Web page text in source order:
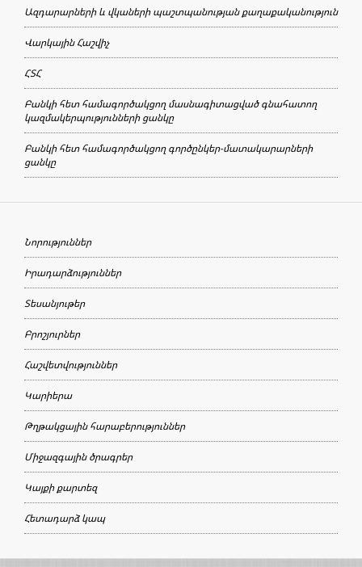
Ազդարարների և վկաների պաշտպանության քաղաքականություն
Վարկային Հաշվիչ
ՀՏՀ
Բանկի հետ համագործակցող մասնագիտացված գնահատող
կազմակերպությունների ցանկը
Բանկի հետ համագործակցող գործընկեր-մատակարարների
ցանկը
Նորություններ
Իրադարձություններ
Տեսանյութեր
Բրոշյուրներ
Հաշվետվություններ
Կարիերա
Թղթակցային հարաբերություններ
Միջազգային ծրագրեր
Կայքի քարտեզ
Հետադարձ կապ